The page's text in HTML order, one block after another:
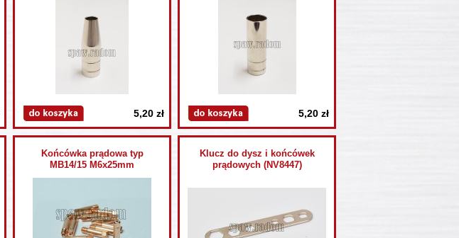
5,20 zł 5,20 zł
Końcówka prądowa typ
MB14/15 M6x25mm
Klucz do dysz i końcówek
prądowych (NV8447)